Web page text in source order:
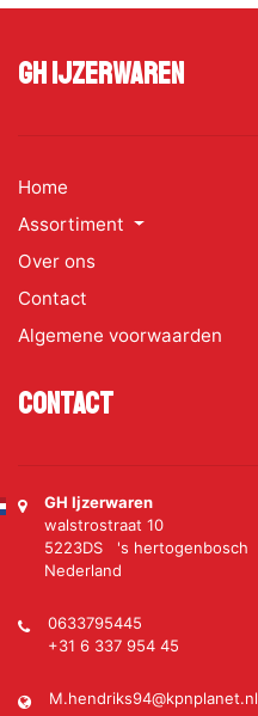
GH Ijzerwaren
Home
Assortiment
Over ons
Contact
Algemene voorwaarden
Contact
GH Ijzerwaren
walstrostraat 10
5223DS 's hertogenbosch
Nederland
0633795445
+31 6 337 954 45
M.hendriks94@kpnplanet.nl